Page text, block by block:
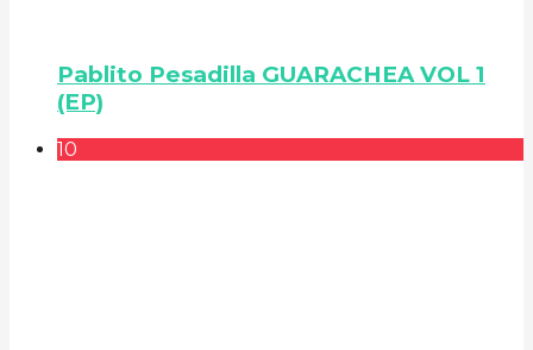
Pablito Pesadilla GUARACHEA VOL 1
(EP)
10